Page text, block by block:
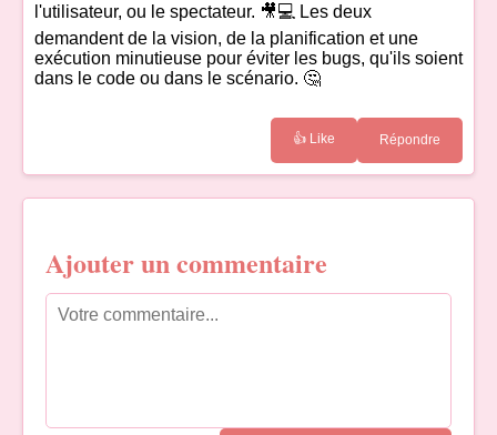
l'utilisateur, ou le spectateur. 🎥💻 Les deux
demandent de la vision, de la planification et une
exécution minutieuse pour éviter les bugs, qu'ils soient
dans le code ou dans le scénario. 🤔
👍 Like Répondre
Ajouter un commentaire